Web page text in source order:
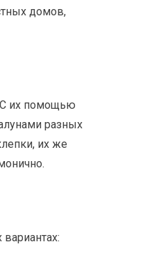
домов,
С их помощью
разных
их же